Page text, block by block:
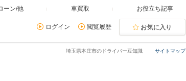
ーン/他 車買取 お役立ち記事
ログイン 閲覧履歴 お気に入り
サイトマップ
埼玉県本庄市のドライバー豆知識